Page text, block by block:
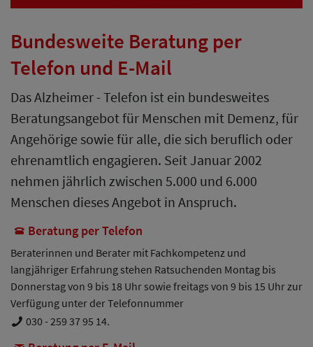
Bundesweite Beratung per
Telefon und E-Mail
Das Alzheimer - Telefon ist ein bundesweites
Beratungsangebot für Menschen mit Demenz, für
Angehörige sowie für alle, die sich beruflich oder
ehrenamtlich engagieren. Seit Januar 2002
nehmen jährlich zwischen 5.000 und 6.000
Menschen dieses Angebot in Anspruch.
Beratung per Telefon
Beraterinnen und Berater mit Fachkompetenz und
langjähriger Erfahrung stehen Ratsuchenden Montag bis
Donnerstag von 9 bis 18 Uhr sowie freitags von 9 bis 15 Uhr zur
Verfügung unter der Telefonnummer
030 - 259 37 95 14.